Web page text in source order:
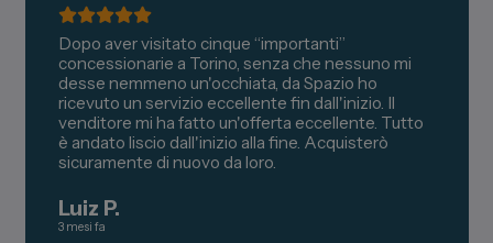
Dopo aver visitato cinque “importanti”
concessionarie a Torino, senza che nessuno mi
desse nemmeno un'occhiata, da Spazio ho
ricevuto un servizio eccellente fin dall'inizio. Il
venditore mi ha fatto un'offerta eccellente. Tutto
è andato liscio dall'inizio alla fine. Acquisterò
sicuramente di nuovo da loro.
Luiz P.
3 mesi fa